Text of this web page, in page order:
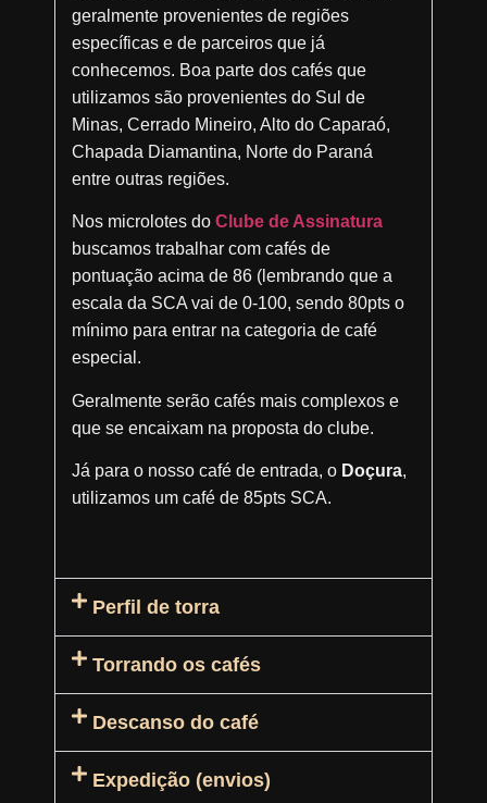
geralmente provenientes de regiões
específicas e de parceiros que já
conhecemos. Boa parte dos cafés que
utilizamos são provenientes do Sul de
Minas, Cerrado Mineiro, Alto do Caparaó,
Chapada Diamantina, Norte do Paraná
entre outras regiões.
Nos microlotes do Clube de Assinatura
buscamos trabalhar com cafés de
pontuação acima de 86 (lembrando que a
escala da SCA vai de 0-100, sendo 80pts o
mínimo para entrar na categoria de café
especial.
Geralmente serão cafés mais complexos e
que se encaixam na proposta do clube.
Já para o nosso café de entrada, o Doçura,
utilizamos um café de 85pts SCA.
Perfil de torra
Torrando os cafés
Descanso do café
Expedição (envios)